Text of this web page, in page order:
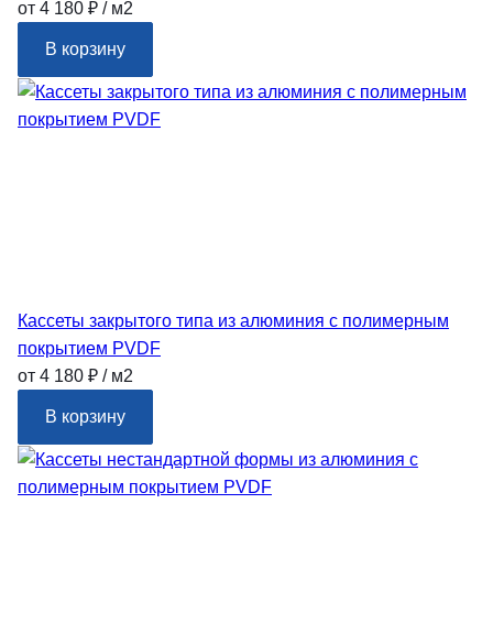
от 4 180 ₽ / м2
В корзину
Кассеты закрытого типа из алюминия с полимерным
покрытием PVDF
от 4 180 ₽ / м2
В корзину